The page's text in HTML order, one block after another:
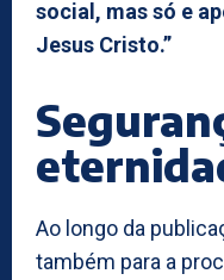
social, mas só e
Jesus Cristo.”
Ao longo da
também para a